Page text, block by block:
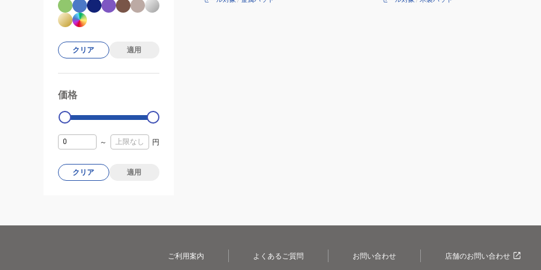
クリア 適用
価格
0
～ 円
クリア 適用
ご利用案内 よくあるご質問 お問い合わせ 店舗のお問い合わせ